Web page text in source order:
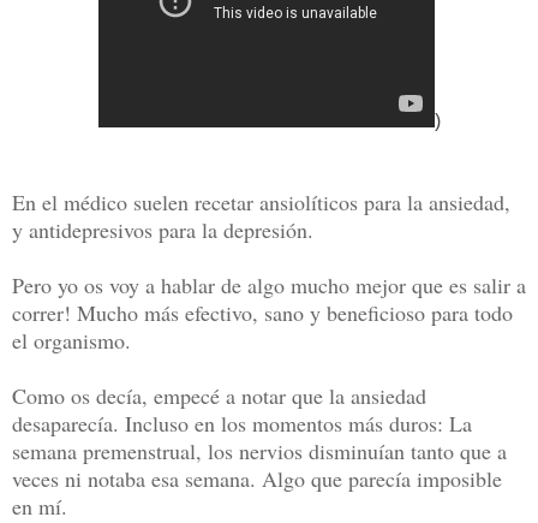
)
En el médico suelen recetar ansiolíticos para la ansiedad,
y antidepresivos para la depresión.
Pero yo os voy a hablar de algo mucho mejor que es salir a
correr! Mucho más efectivo, sano y beneficioso para todo
el organismo.
Como os decía, empecé a notar que la ansiedad
desaparecía. Incluso en los momentos más duros: La
semana premenstrual, los nervios disminuían tanto que a
veces ni notaba esa semana. Algo que parecía imposible
en mí.